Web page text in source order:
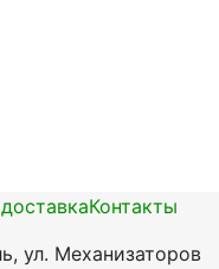
Контакты
ул. Механизаторов